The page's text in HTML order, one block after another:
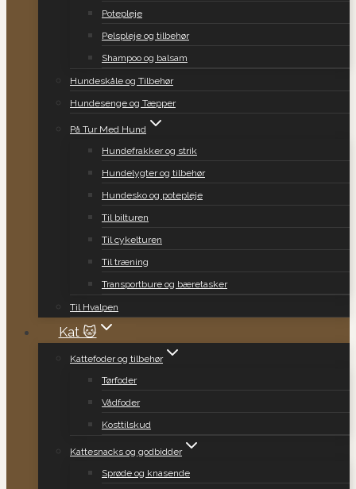
Potepleje
Pelspleje og tilbehør
Shampoo og balsam
Hundeskåle og Tilbehør
Hundesenge og Tæpper
På Tur Med Hund
Hundefrakker og strik
Hundelygter og tilbehør
Hundesko og potepleje
Til bilturen
Til cykelturen
Til træning
Transportbure og bæretasker
Til Hvalpen
Kat 🐱
Kattefoder og tilbehør
Tørfoder
Vådfoder
Kosttilskud
Kattesnacks og godbidder
Sprøde og knasende